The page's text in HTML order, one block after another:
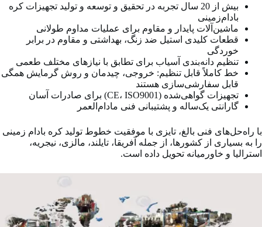
بیش از 20 سال تجربه در تحقیق و توسعه و تولید تجهیزات کره
بادام‌زمینی
ماشین‌آلات پایدار و مقاوم برای عملیات مداوم طولانی
قطعات کلیدی استیل ضد زنگ، بهداشتی و مقاوم در برابر
خوردگی
تنظیم دانه‌بندی آسیاب برای تطابق با نیازهای مختلف طعمی
خط کاملاً قابل تنظیم: خروجی، چیدمان و روش گرمایش همگی
قابل سفارشی‌سازی هستند
تجهیزات گواهی‌شده (CE، ISO9001) برای صادرات آسان
گارانتی یک‌ساله و پشتیبانی فنی مادام‌العمر
با راه‌حل‌های فنی بالغ، تایزی با موفقیت خطوط تولید کره بادام زمینی
را به بسیاری از کشورها، از جمله آفریقا، تایلند، مالزی، نیجریه،
استرالیا و خاورمیانه تحویل داده است.